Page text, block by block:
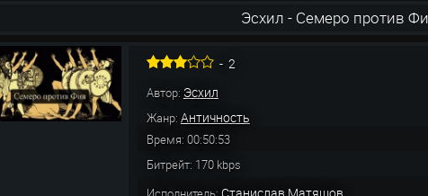
Эсхил - Семеро против
- 2
Автор: Эсхил
Жанр: Античность
Время: 00:50:53
Битрейт: 170 kbps